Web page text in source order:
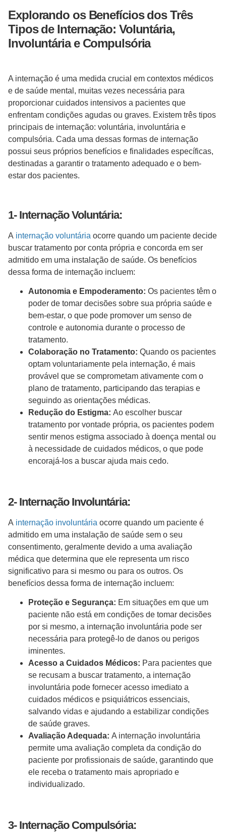
Explorando os Benefícios dos Três
Tipos de Internação: Voluntária,
Involuntária e Compulsória
A internação é uma medida crucial em contextos médicos
e de saúde mental, muitas vezes necessária para
proporcionar cuidados intensivos a pacientes que
enfrentam condições agudas ou graves. Existem três tipos
principais de internação: voluntária, involuntária e
compulsória. Cada uma dessas formas de internação
possui seus próprios benefícios e finalidades específicas,
destinadas a garantir o tratamento adequado e o bem-
estar dos pacientes.
1- Internação Voluntária:
A internação voluntária ocorre quando um paciente decide
buscar tratamento por conta própria e concorda em ser
admitido em uma instalação de saúde. Os benefícios
dessa forma de internação incluem:
Autonomia e Empoderamento: Os pacientes têm o
poder de tomar decisões sobre sua própria saúde e
bem-estar, o que pode promover um senso de
controle e autonomia durante o processo de
tratamento.
Colaboração no Tratamento: Quando os pacientes
optam voluntariamente pela internação, é mais
provável que se comprometam ativamente com o
plano de tratamento, participando das terapias e
seguindo as orientações médicas.
Redução do Estigma: Ao escolher buscar
tratamento por vontade própria, os pacientes podem
sentir menos estigma associado à doença mental ou
à necessidade de cuidados médicos, o que pode
encorajá-los a buscar ajuda mais cedo.
2- Internação Involuntária:
A internação involuntária ocorre quando um paciente é
admitido em uma instalação de saúde sem o seu
consentimento, geralmente devido a uma avaliação
médica que determina que ele representa um risco
significativo para si mesmo ou para os outros. Os
benefícios dessa forma de internação incluem:
Proteção e Segurança: Em situações em que um
paciente não está em condições de tomar decisões
por si mesmo, a internação involuntária pode ser
necessária para protegê-lo de danos ou perigos
iminentes.
Acesso a Cuidados Médicos: Para pacientes que
se recusam a buscar tratamento, a internação
involuntária pode fornecer acesso imediato a
cuidados médicos e psiquiátricos essenciais,
salvando vidas e ajudando a estabilizar condições
de saúde graves.
Avaliação Adequada: A internação involuntária
permite uma avaliação completa da condição do
paciente por profissionais de saúde, garantindo que
ele receba o tratamento mais apropriado e
individualizado.
3- Internação Compulsória: